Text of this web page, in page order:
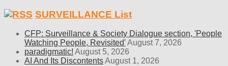
SURVEILLANCE List
CFP: Surveillance & Society Dialogue section, 'People
Watching People, Revisited'August 7, 2026
paradigmatic! August 5, 2026
AI And Its DiscontentsAugust 1, 2026